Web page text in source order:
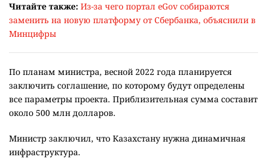
Читайте также: Из-за чего портал eGov собираются
заменить на новую платформу от Сбербанка, объяснили в
Минцифры
По планам министра, весной 2022 года планируется
заключить соглашение, по которому будут определены
все параметры проекта. Приблизительная сумма составит
около 500 млн долларов.
Министр заключил, что Казахстану нужна динамичная
инфраструктура.